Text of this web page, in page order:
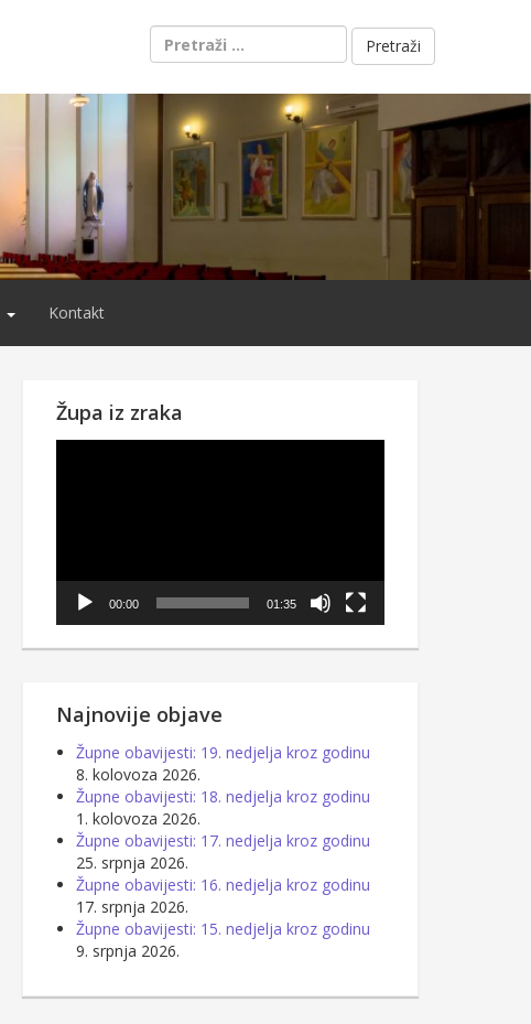
Pretraži:
Kontakt
Župa iz zraka
00:00 01:35
Najnovije objave
Župne obavijesti: 19. nedjelja kroz godinu
8. kolovoza 2026.
Župne obavijesti: 18. nedjelja kroz godinu
1. kolovoza 2026.
Župne obavijesti: 17. nedjelja kroz godinu
25. srpnja 2026.
Župne obavijesti: 16. nedjelja kroz godinu
17. srpnja 2026.
Župne obavijesti: 15. nedjelja kroz godinu
9. srpnja 2026.